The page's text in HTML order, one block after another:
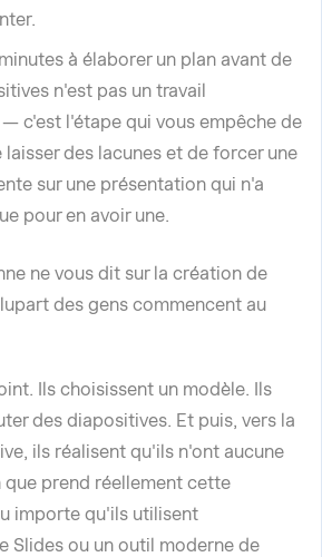
à élaborer un plan avant de
n'est pas un travail
c'est l'étape qui vous empêche de
laisser des lacunes et de forcer une
sur une présentation qui n'a
pour en avoir une.
ne vous dit sur la création de
des gens commencent au
Ils choisissent un modèle. Ils
des diapositives. Et puis, vers la
ils réalisent qu'ils n'ont aucune
prend réellement cette
importe qu'ils utilisent
Slides ou un outil moderne de